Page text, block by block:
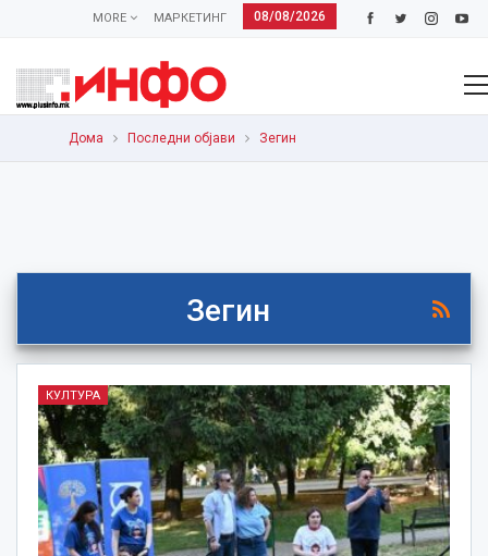
08/08/2026
МАРКЕТИНГ
MORE
Дома Последни објави Зегин
Зегин
КУЛТУРА